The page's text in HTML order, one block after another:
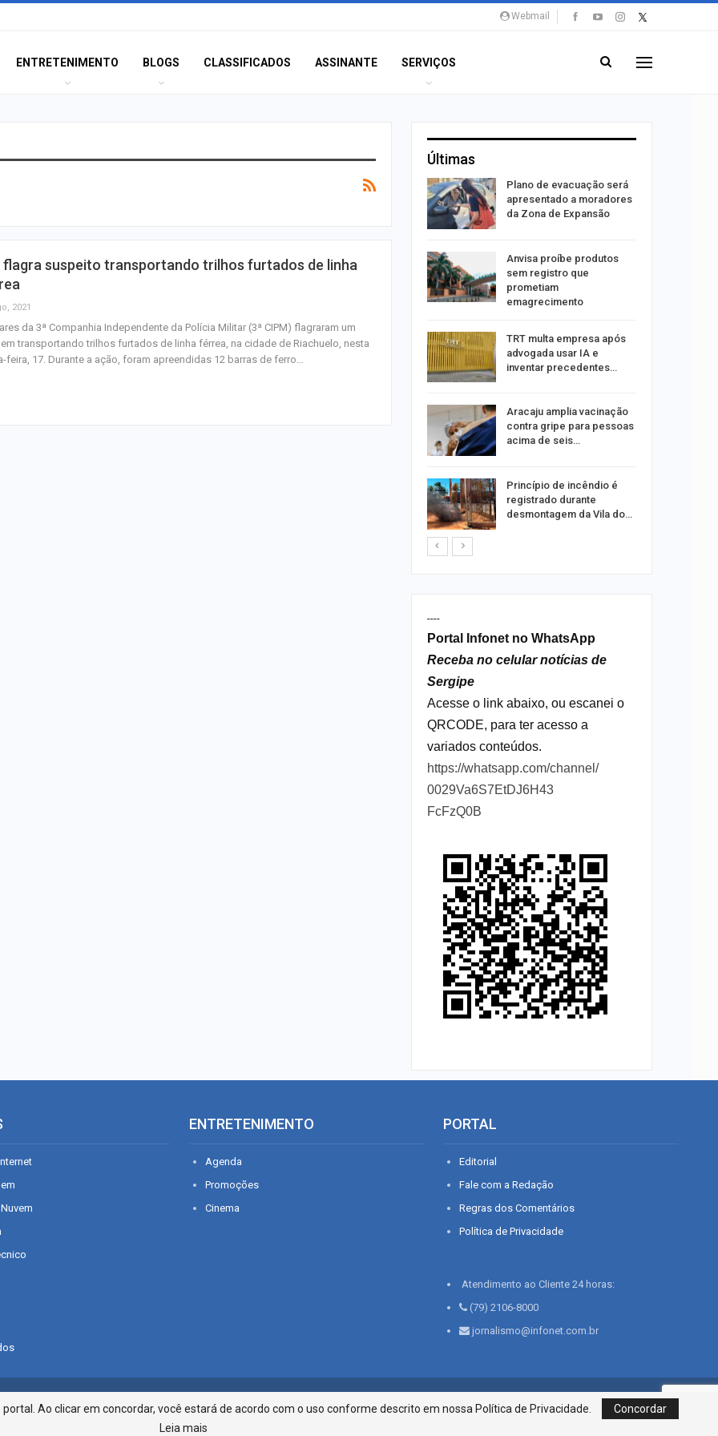
Webmail
ENTRETENIMENTO BLOGS CLASSIFICADOS ASSINANTE SERVIÇOS
flagra suspeito transportando trilhos furtados de linha
2021
da 3ª Companhia Independente da Polícia Militar (3ª CIPM) flagraram um
transportando trilhos furtados de linha férrea, na cidade de Riachuelo, nesta
feira, 17. Durante a ação, foram apreendidas 12 barras de ferro…
Últimas
Polícia Civil investiga
Câmara de Itabaianinha
abre concurso com
Filarmônica de Itabaiana
realiza concerto em
homenagem ao Dia dos…
Plano de evacuação será
apresentado a moradores
da Zona de Expansão
Anvisa proíbe produtos
sem registro que
prometiam
emagrecimento
TRT multa empresa após
advogada usar IA e
inventar precedentes…
Aracaju amplia vacinação
contra gripe para pessoas
acima de seis…
Princípio de incêndio é
registrado durante
desmontagem da Vila do…
----
Portal Infonet no WhatsApp
Receba no celular notícias de
Sergipe
Acesse o link abaixo, ou escanei o
QRCODE, para ter acesso a
variados conteúdos.
https://whatsapp.com/channel/
0029Va6S7EtDJ6H43
FcFzQ0B
ENTRETENIMENTO
Agenda
Promoções
Cinema
PORTAL
Editorial
Fale com a Redação
Regras dos Comentários
Política de Privacidade
Atendimento ao Cliente 24 horas:
(79) 2106-8000
jornalismo@infonet.com.br
Infonet - Rua Monsenhor Silveira 276, Bairro São José | Aracaju-SE, CEP 49015-030, Fone: 79.2106.8000 - CI
Centro de Informações LTDA
Ao clicar em concordar, você estará de acordo com o uso conforme descrito em nossa Política de Privacidade.
Concordar
Leia mais